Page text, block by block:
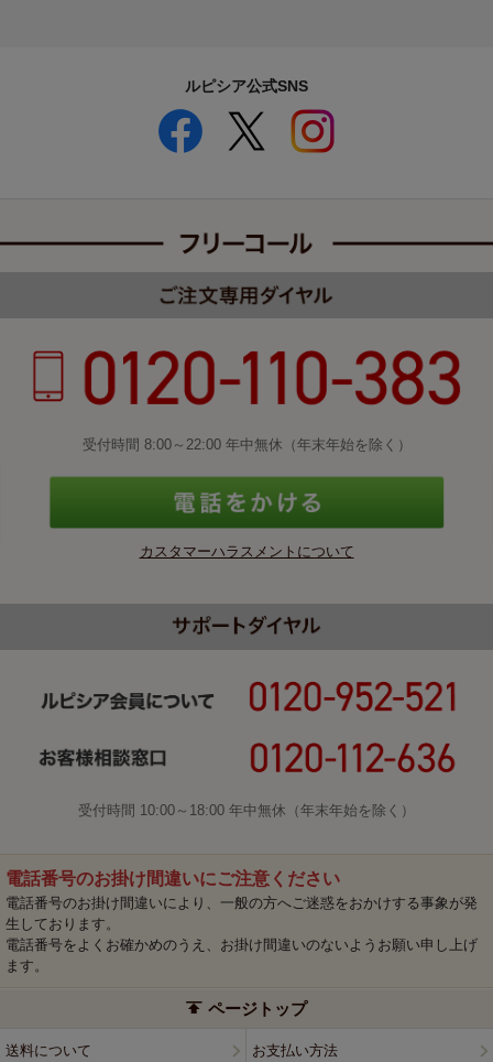
ルピシア公式SNS
受付時間 8:00～22:00 年中無休（年末年始を除く）
カスタマーハラスメントについて
受付時間 10:00～18:00 年中無休（年末年始を除く）
電話番号のお掛け間違いにご注意ください
電話番号のお掛け間違いにより、一般の方へご迷惑をおかけする事象が発
生しております。
電話番号をよくお確かめのうえ、お掛け間違いのないようお願い申し上げ
ます。
ページトップ
送料について お支払い方法